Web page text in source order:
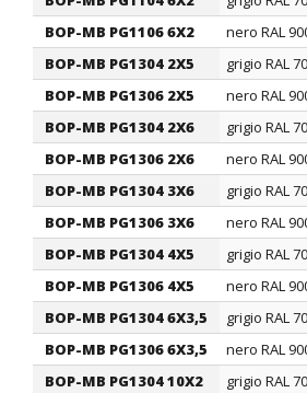
BOP-MB PG1106 6X2
nero RAL
BOP-MB PG1304 2X5
grigio RAL
BOP-MB PG1306 2X5
nero RAL
BOP-MB PG1304 2X6
grigio RAL
BOP-MB PG1306 2X6
nero RAL
BOP-MB PG1304 3X6
grigio RAL
BOP-MB PG1306 3X6
nero RAL
BOP-MB PG1304 4X5
grigio RAL
BOP-MB PG1306 4X5
nero RAL
BOP-MB PG1304 6X3,5
grigio RAL
BOP-MB PG1306 6X3,5
nero RAL
BOP-MB PG1304 10X2
grigio RAL